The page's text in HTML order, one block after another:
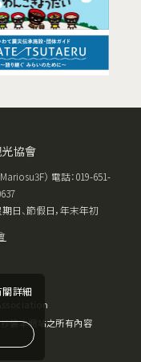
詳細
協會
） 電話：019-651-
日、節假日，年末年初
襲本網站之所有內容